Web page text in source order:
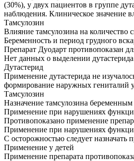
(30%), у двух пациентов в группе
наблюдения. Клиническое значение
Тамсулозин
Влияние тамсулозина на количество
Беременность и период грудного
Препарат Дуодарт противопоказан
Нет данных о выделении
Дутастерид
Применение дутастерида не
формирование наружных гениталий
Тамсулозин
Назначение тамсулозина
Применение при нарушениях
Противопоказано применение
Применение при нарушениях
С осторожностью следует
Применение у детей
Применение препарата